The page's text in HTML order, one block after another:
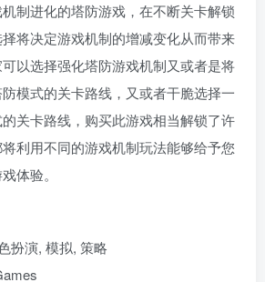
制进化的塔防游戏，在不断关卡解锁
将决定游戏机制的增减变化从而带来
以选择强化塔防游戏机制又或者是将
模式的关卡路线，又或者干脆选择一
关卡路线，购买此游戏相当解锁了许
利用不同的游戏机制玩法能够给予您
体验。
扮演, 模拟, 策略